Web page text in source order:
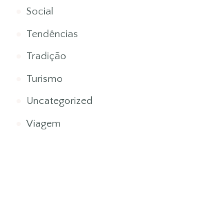
Social
Tendências
Tradição
Turismo
Uncategorized
Viagem